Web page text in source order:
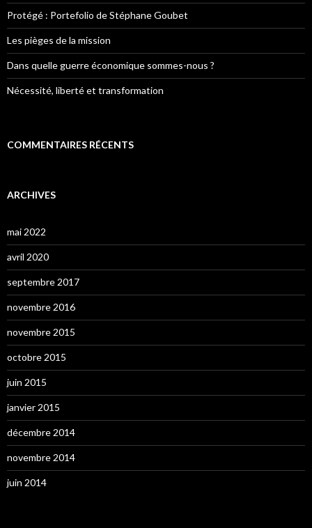
Protégé : Portefolio de Stéphane Goubet
Les pièges de la mission
Dans quelle guerre économique sommes-nous ?
Nécessité, liberté et transformation
COMMENTAIRES RÉCENTS
ARCHIVES
mai 2022
avril 2020
septembre 2017
novembre 2016
novembre 2015
octobre 2015
juin 2015
janvier 2015
décembre 2014
novembre 2014
juin 2014